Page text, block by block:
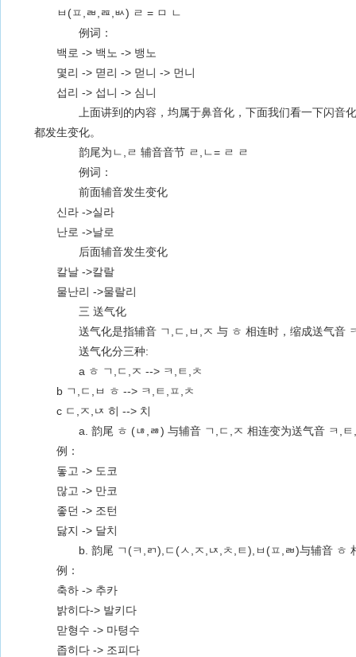
ㅂ(ㅍ,ㄼ,ㄿ,ㅄ) ㄹ = ㅁ ㄴ
例词：
백로 -> 백노 -> 뱅노
몇리 -> 멷리 -> 먿니 -> 먼니
섭리 -> 섭니 -> 심니
上面讲到的内容，均属于鼻音化，下面我们看一下闪音
都发生变化。
韵尾为ㄴ,ㄹ 辅音音节 ㄹ,ㄴ= ㄹ ㄹ
例词：
前面辅音发生变化
신라 ->실라
난로 ->날로
后面辅音发生变化
칼날 ->칼랄
물난리 ->물랄리
三 送气化
送气化是指辅音 ㄱ,ㄷ,ㅂ,ㅈ 与 ㅎ 相连时，缩成送气音
送气化分三种:
a ㅎ ㄱ,ㄷ,ㅈ --> ㅋ,ㅌ,ㅊ
b ㄱ,ㄷ,ㅂ ㅎ --> ㅋ,ㅌ,ㅍ,ㅊ
c ㄷ,ㅈ,ㄵ 히 --> 치
a. 韵尾 ㅎ (ㄶ,ㅀ) 与辅音 ㄱ,ㄷ,ㅈ 相连变为送气音 ㅋ,ㅌ
例：
돟고 -> 도코
많고 -> 만코
좋던 -> 조턴
닳지 -> 달치
b. 韵尾 ㄱ(ㅋ,ㄺ),ㄷ(ㅅ,ㅈ,ㄵ,ㅊ,ㅌ),ㅂ(ㅍ,ㄼ)与辅音 ㅎ
例：
축하 -> 추카
밝히다-> 발키다
맏형수 -> 마텽수
좁히다 -> 조피다